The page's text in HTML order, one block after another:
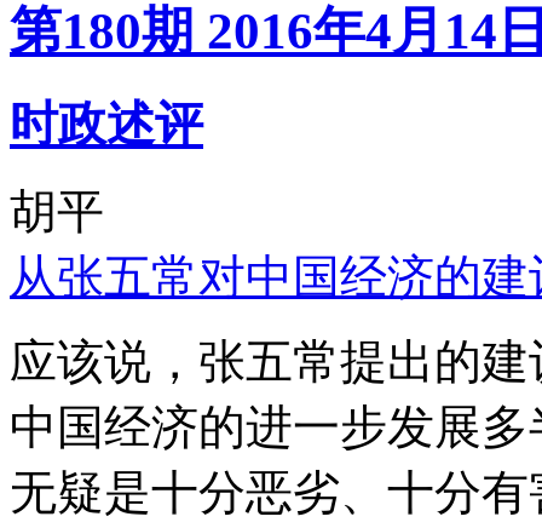
第180期 2016年4月14
时政述评
胡平
从张五常对中国经济的
应该说，张五常提出的
中国经济的进一步发展
无疑是十分恶劣、十分